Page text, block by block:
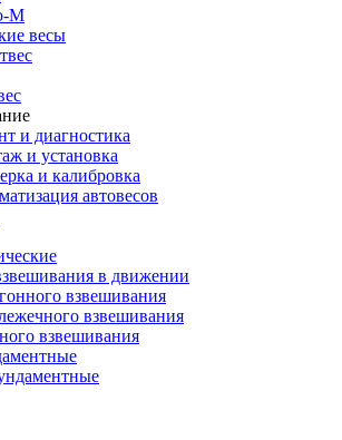
М
весы
и диагностика
и установка
и калибровка
автовесов
в движении
взвешивания
взвешивания
взвешивания